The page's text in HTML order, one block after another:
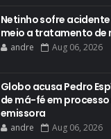
Netinho sofre
meio a tratamento de
andre Aug 06, 2026
Globo acusa Pedro
de má-fé em
emissora
andre Aug 06, 2026